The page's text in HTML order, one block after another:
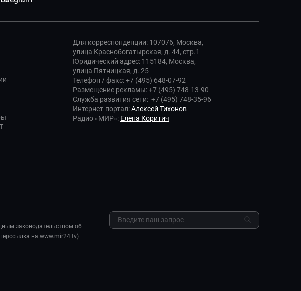
Для корреспонденции: 107076, Москва,
улица Краснобогатырская, д. 44, стр.1
Юридический адрес: 115184, Москва,
улица Пятницкая, д. 25
Телефон / факс: +7 (495) 648-07-92
Размещение рекламы: +7 (495) 748-13-90
Служба развития сети: +7 (495) 748-35-96
Интернет-портал:Алексей Тихонов
Радио «МИР»: Елена Коритич
законодательством об
на www.mir24.tv)